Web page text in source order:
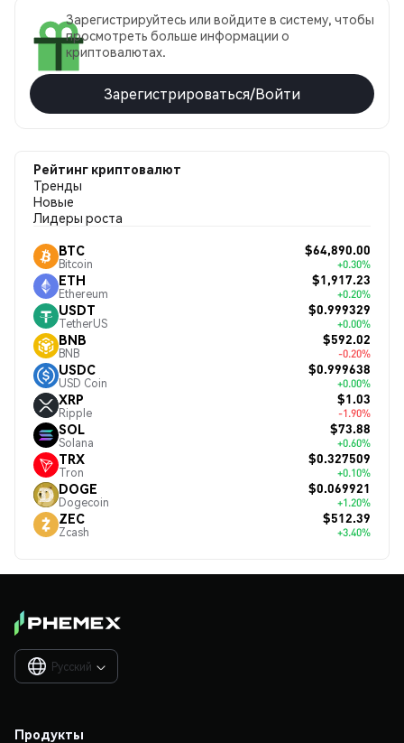
Зарегистрируйтесь или войдите в систему, чтобы
просмотреть больше информации о
криптовалютах.
Зарегистрироваться/Войти
Рейтинг криптовалют
Тренды
Новые
Лидеры роста
BTC
Bitcoin
$64,890.00
+0.30%
ETH
Ethereum
$1,917.23
+0.20%
USDT
TetherUS
$0.999329
+0.00%
BNB
BNB
$592.02
-0.20%
USDC
USD Coin
$0.999638
+0.00%
XRP
Ripple
$1.03
-1.90%
SOL
Solana
$73.88
+0.60%
TRX
Tron
$0.327509
+0.10%
DOGE
Dogecoin
$0.069921
+1.20%
ZEC
Zcash
$512.39
+3.40%
Русский 
Продукты